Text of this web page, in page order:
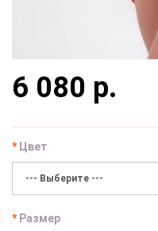
6 080 р.
Цвет
Размер